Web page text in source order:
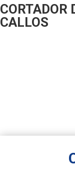
CORTADOR
CALLOS